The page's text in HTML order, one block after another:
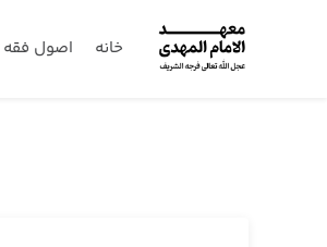
خانه اصول